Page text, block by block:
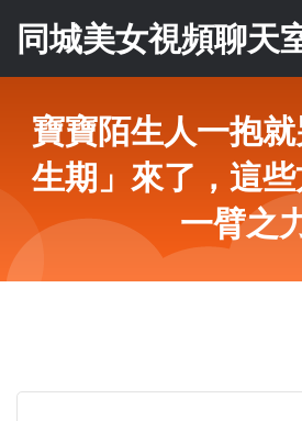
同城美女視頻聊天
寶寶陌生人一抱
生期」來了，這
一臂之